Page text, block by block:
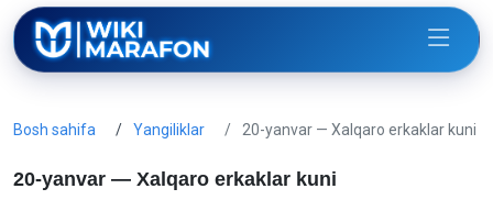
Bosh sahifa Yangiliklar 20-yanvar — Xalqaro erkaklar kuni
20-yanvar — Xalqaro erkaklar kuni